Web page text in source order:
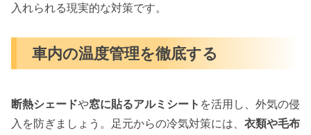
入れられる現実的な対策です。
車内の温度管理を徹底する
断熱シェードや窓に貼るアルミシート を活用し、外気の侵
入を防ぎましょう。足元からの冷気対策には、 衣類や毛布